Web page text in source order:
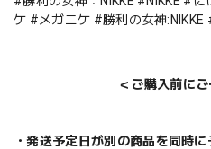
ケ #メガニケ #勝利の女神
＜ご購入前に
・発送予定日が別の商品を同時